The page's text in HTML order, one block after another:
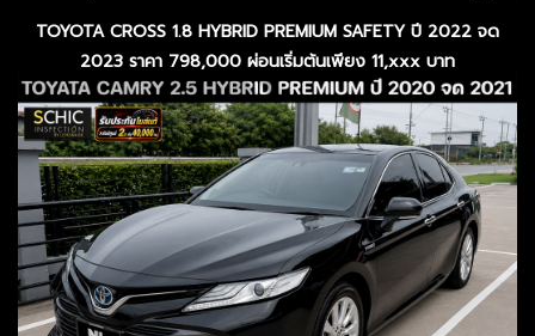
TOYOTA CROSS 1.8 HYBRID PREMIUM SAFETY ปี 2022 จด
2023 ราคา 798,000 ผ่อนเริ่มต้นเพียง 11,xxx บาท